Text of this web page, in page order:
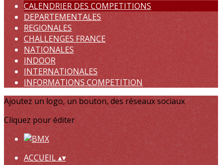
CALENDRIER DES COMPETITIONS
DEPARTEMENTALES
REGIONALES
CHALLENGES FRANCE
NATIONALES
INDOOR
INTERNATIONALES
INFORMATIONS COMPETITION
Ajoutez un logo, un bouton, des réseaux sociaux
Cliquez pour éditer
ACCUEIL▴▾